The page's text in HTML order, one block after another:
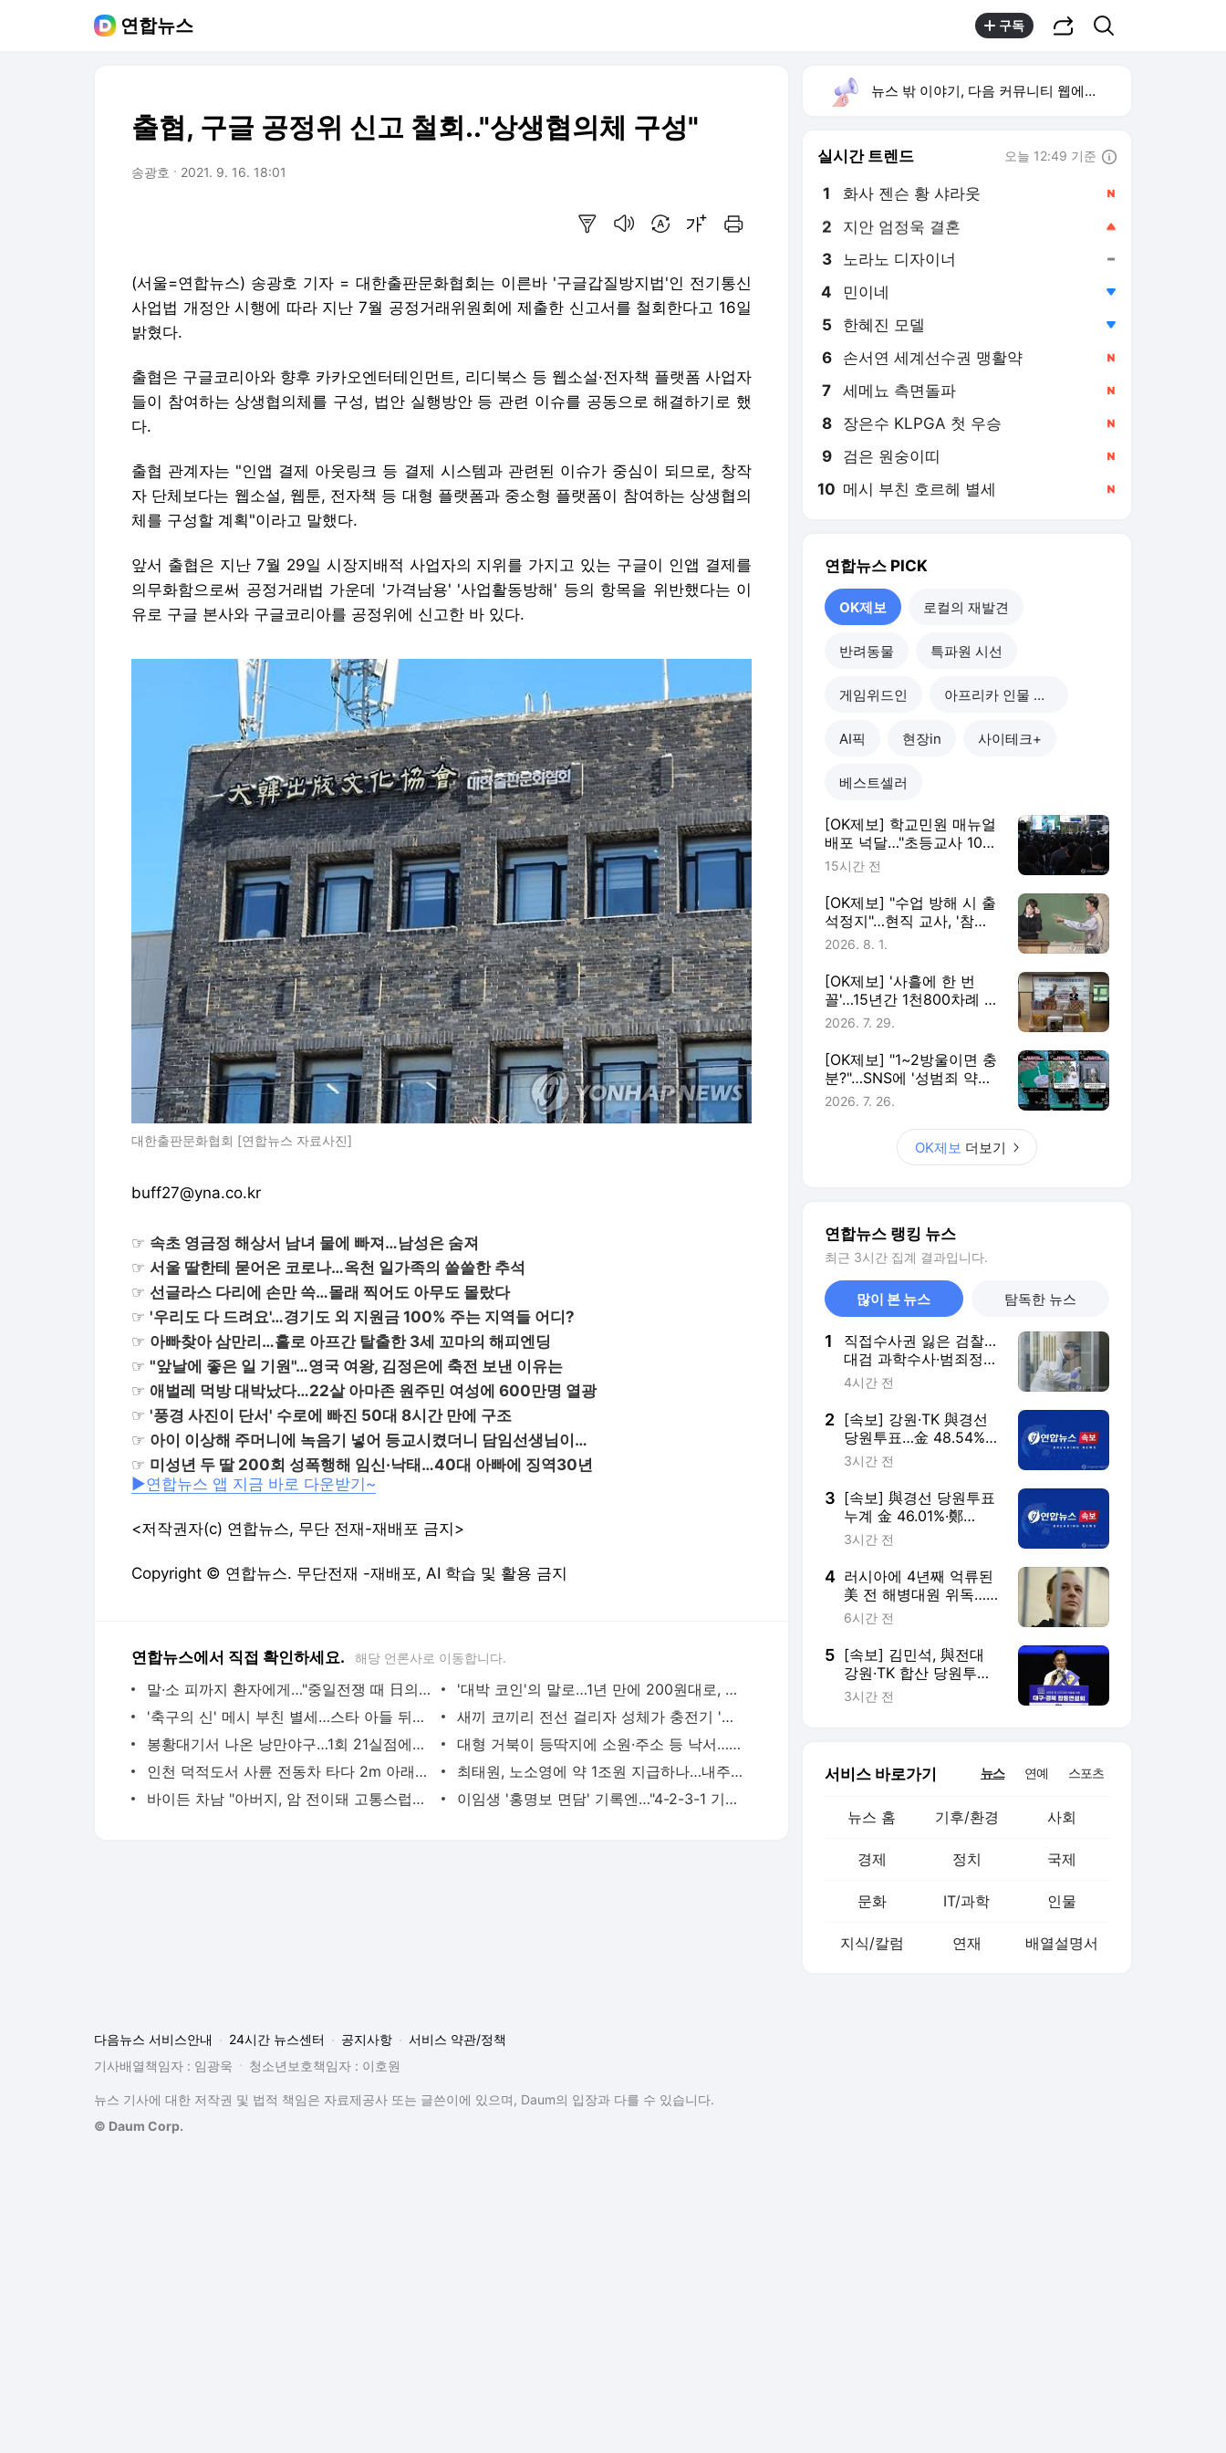
연합뉴스 구독
출협, 구글 공정위 신고 철회.."상생협의체 구성"
송광호 2021. 9. 16. 18:01
(서울=연합뉴스) 송광호 기자 = 대한출판문화협회는 이른바 '구글갑질방지법'인 전기통신
사업법 개정안 시행에 따라 지난 7월 공정거래위원회에 제출한 신고서를 철회한다고 16일
밝혔다.
출협은 구글코리아와 향후 카카오엔터테인먼트, 리디북스 등 웹소설·전자책 플랫폼 사업자
들이 참여하는 상생협의체를 구성, 법안 실행방안 등 관련 이슈를 공동으로 해결하기로 했
다.
출협 관계자는 "인앱 결제 아웃링크 등 결제 시스템과 관련된 이슈가 중심이 되므로, 창작
자 단체보다는 웹소설, 웹툰, 전자책 등 대형 플랫폼과 중소형 플랫폼이 참여하는 상생협의
체를 구성할 계획"이라고 말했다.
앞서 출협은 지난 7월 29일 시장지배적 사업자의 지위를 가지고 있는 구글이 인앱 결제를
의무화함으로써 공정거래법 가운데 '가격남용' '사업활동방해' 등의 항목을 위반했다는 이
유로 구글 본사와 구글코리아를 공정위에 신고한 바 있다.
대한출판문화협회 [연합뉴스 자료사진]
buff27@yna.co.kr
☞ 속초 영금정 해상서 남녀 물에 빠져…남성은 숨져
☞ 서울 딸한테 묻어온 코로나…옥천 일가족의 쓸쓸한 추석
☞ 선글라스 다리에 손만 쓱…몰래 찍어도 아무도 몰랐다
☞ '우리도 다 드려요'…경기도 외 지원금 100% 주는 지역들 어디?
☞ 아빠찾아 삼만리…홀로 아프간 탈출한 3세 꼬마의 해피엔딩
☞ "앞날에 좋은 일 기원"…영국 여왕, 김정은에 축전 보낸 이유는
☞ 애벌레 먹방 대박났다…22살 아마존 원주민 여성에 600만명 열광
☞ '풍경 사진이 단서' 수로에 빠진 50대 8시간 만에 구조
☞ 아이 이상해 주머니에 녹음기 넣어 등교시켰더니 담임선생님이…
☞ 미성년 두 딸 200회 성폭행해 임신·낙태…40대 아빠에 징역30년
▶연합뉴스 앱 지금 바로 다운받기~
<저작권자(c) 연합뉴스, 무단 전재-재배포 금지>
Copyright © 연합뉴스. 무단전재 -재배포, AI 학습 및 활용 금지
연합뉴스에서 직접 확인하세요. 해당 언론사로 이동합니다.
말·소 피까지 환자에게…"중일전쟁 때 日의대서 인체 수혈실험" | 연합뉴스
'대박 코인'의 말로…1년 만에 200원대로, 100분의 1 쪽박 | 연합뉴스
'축구의 신' 메시 부친 별세…스타 아들 뒤에 선 조용한 조력자 | 연합뉴스
새끼 코끼리 전선 걸리자 성체가 충전기 '쾅'…中서 포착 | 연합뉴스
봉황대기서 나온 낭만야구…1회 21실점에도 볼넷 없이 정면 승부 | 연합뉴스
대형 거북이 등딱지에 소원·주소 등 낙서…부산 해안가서 발견 | 연합뉴스
인천 덕적도서 사륜 전동차 타다 2m 아래로 추락한 80대 사망 | 연합뉴스
최태원, 노소영에 약 1조원 지급하나…내주 재상고 안하면 확정(종합) | 연합뉴스
바이든 차남 "아버지, 암 전이돼 고통스럽게 투병 중" | 연합뉴스
이임생 '홍명보 면담' 기록엔…"4-2-3-1 기본에 4-3-3도" | 연합뉴스
뉴스 밖 이야기, 다음 커뮤니티 웹에서 보기
실시간 트렌드 오늘 12:49 기준
1 화사 젠슨 황 샤라웃
2 지안 엄정욱 결혼
3 노라노 디자이너
4 민이네
5 한혜진 모델
6 손서연 세계선수권 맹활약
7 세메뇨 측면돌파
8 장은수 KLPGA 첫 우승
9 검은 원숭이띠
10 메시 부친 호르헤 별세
연합뉴스 PICK
OK제보 로컬의 재발견
반려동물 특파원 시선
게임위드인 아프리카 인물 열전
AI픽 현장in 사이테크+
베스트셀러
[OK제보] 학교민원 매뉴얼
배포 넉달…"초등교사 10명
중 7명 존재 몰라"
15시간 전
[OK제보] "수업 방해 시 출
석정지"…현직 교사, '참교
육법' 국민청원
2026. 8. 1.
[OK제보] '사흘에 한 번
꼴'…15년간 1천800차례 복
지시설 찾은 '나눔왕'
2026. 7. 29.
[OK제보] "1~2방울이면 충
분?"…SNS에 '성범죄 약물'
광고 횡행
2026. 7. 26.
OK제보 더보기
연합뉴스 랭킹 뉴스
최근 3시간 집계 결과입니다.
많이 본 뉴스 탐독한 뉴스
1
직접수사권 잃은 검찰…
대검 과학수사·범죄정보
부서도 수술대에
4시간 전
2 [속보] 강원·TK 與경선
당원투표…金 48.54%·
鄭 44.40%·宋 7.06%
3시간 전
3 [속보] 與경선 당원투표
누계 金 46.01%·鄭
44.53%…가중치 미반영
3시간 전
4 러시아에 4년째 억류된
美 전 해병대원 위독…
美 "깊이 우려"
6시간 전
5 [속보] 김민석, 與전대
강원·TK 합산 당원투표
서 승리
3시간 전
서비스 바로가기 뉴스 연예 스포츠
뉴스 홈 기후/환경 사회
경제 정치 국제
문화 IT/과학 인물
지식/칼럼 연재 배열설명서
다음뉴스 서비스안내 24시간 뉴스센터 공지사항
서비스 약관/정책
기사배열책임자 : 임광욱
청소년보호책임자 : 이호원
뉴스 기사에 대한 저작권 및 법적 책임은 자료제공사 또는 글쓴이에 있으며, Daum의 입장과 다를 수 있습니다.
© Daum Corp.